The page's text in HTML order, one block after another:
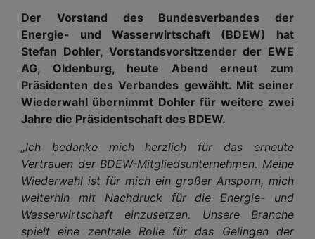
Der Vorstand des Bundesverbandes der
Energie- und Wasserwirtschaft (BDEW) hat
Stefan Dohler, Vorstandsvorsitzender der EWE
AG, Oldenburg, heute Abend erneut zum
Präsidenten des Verbandes gewählt. Mit seiner
Wiederwahl übernimmt Dohler für weitere zwei
Jahre die Präsidentschaft des BDEW.
„Ich bedanke mich herzlich für das erneute
Vertrauen der BDEW-Mitgliedsunternehmen. Meine
Wiederwahl ist für mich ein großer Ansporn, mich
weiterhin mit Nachdruck für die Energie- und
Wasserwirtschaft einzusetzen. Unsere Branche
spielt eine zentrale Rolle für das Gelingen der